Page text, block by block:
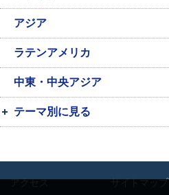
アジア
ラテンアメリカ
中東・中央アジア
テーマ別に見る
アクセス サイトマップ